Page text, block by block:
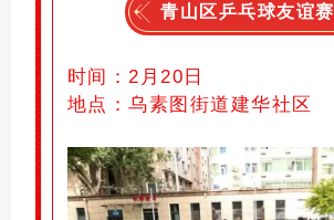
青山区乒乓球友谊赛
时间：2月20日
地点：乌素图街道建华社区